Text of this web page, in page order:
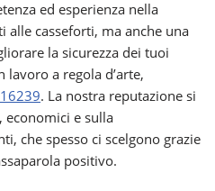
ed esperienza nella
casseforti, ma anche una
la sicurezza dei tuoi
lavoro a regola d’arte,
. La nostra reputazione si
economici e sulla
che spesso ci scelgono grazie
positivo.